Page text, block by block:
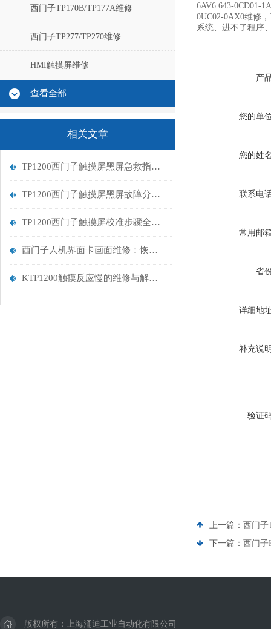
西门子TP170B/TP177A维修
西门子TP277/TP270维修
HMI触摸屏维修
查看全部
相关文章
TP1200西门子触摸屏黑屏急救指南：从排查到修复的完整流程
TP1200西门子触摸屏黑屏故障分析与维修指南
TP1200西门子触摸屏校准步骤全解析
西门子人机界面卡画面维修：恢复高效交互的关键步骤
KTP1200触摸反应慢的维修与解决方案
6AV6 643-0CD01-
0UC02-0AX0维修
系统、进不了程序
产
您的单
您的姓
联系电
常用邮
省
详细地
补充说
验证
上一篇： 西门子
下一篇： 西门子
版权所有：上海涌迪工业自动化有限公司